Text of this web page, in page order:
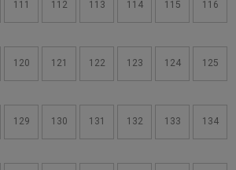
111 112 113 114 115 116
120 121 122 123 124 125
129 130 131 132 133 134